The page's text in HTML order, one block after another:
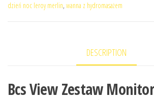
dzień noc leroy merlin, wanna z hydromasażem
DESCRIPTION
Bcs View Zestaw